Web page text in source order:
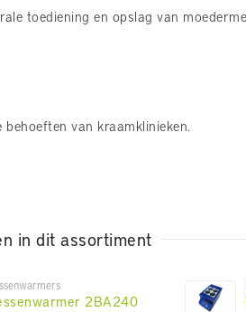
toediening en opslag van
van kraamklinieken.
in dit assortiment
2BA240